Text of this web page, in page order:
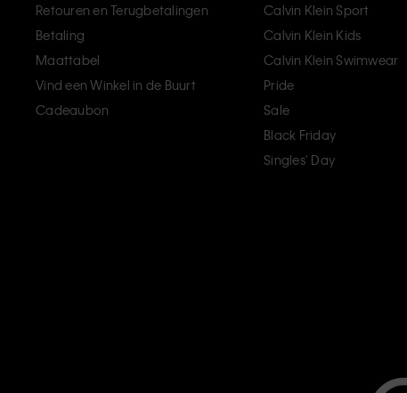
Retouren en Terugbetalingen
Betaling
Maattabel
Vind een Winkel in de Buurt
Cadeaubon
Calvin Klein Sport
Calvin Klein Kids
Calvin Klein Swimwear
Pride
Sale
Black Friday
Singles' Day